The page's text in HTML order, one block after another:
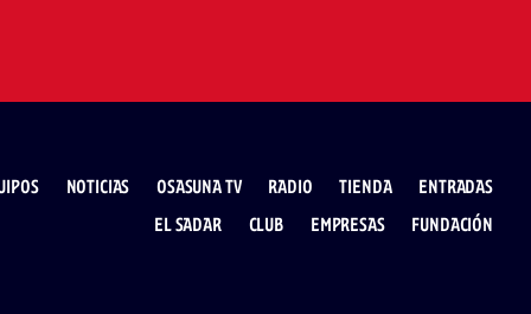
NOTICIAS OSASUNA TV RADIO TIENDA
ENTRADAS
EL SADAR
CLUB EMPRESAS FUNDACIÓN